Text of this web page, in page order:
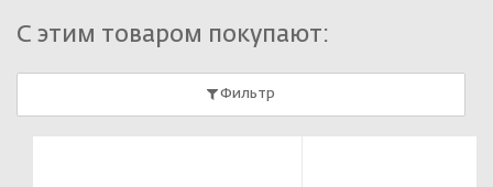
С этим товаром покупают:
Фильтр